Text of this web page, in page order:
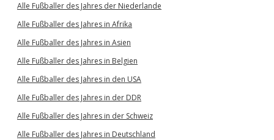
Alle Fußballer des Jahres der Niederlande
Alle Fußballer des Jahres in Afrika
Alle Fußballer des Jahres in Asien
Alle Fußballer des Jahres in Belgien
Alle Fußballer des Jahres in den USA
Alle Fußballer des Jahres in der DDR
Alle Fußballer des Jahres in der Schweiz
Alle Fußballer des Jahres in Deutschland